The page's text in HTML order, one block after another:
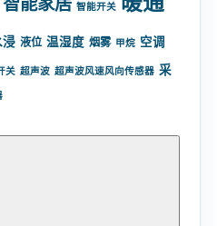
智能开关
浸 液位 温湿度 烟雾 甲烷 空调
关 超声波 超声波风速风向传感器 采